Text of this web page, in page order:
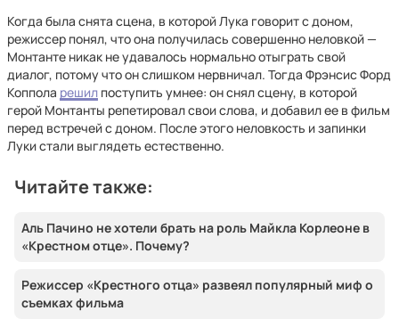
Когда была снята сцена, в которой Лука говорит с доном,
режиссер понял, что она получилась совершенно неловкой —
Монтанте никак не удавалось нормально отыграть свой
диалог, потому что он слишком нервничал. Тогда Фрэнсис Форд
Коппола решил поступить умнее: он снял сцену, в которой
герой Монтанты репетировал свои слова, и добавил ее в фильм
перед встречей с доном. После этого неловкость и запинки
Луки стали выглядеть естественно.
Читайте также:
Аль Пачино не хотели брать на роль Майкла Корлеоне в
«Крестном отце». Почему?
Режиссер «Крестного отца» развеял популярный миф о
съемках фильма